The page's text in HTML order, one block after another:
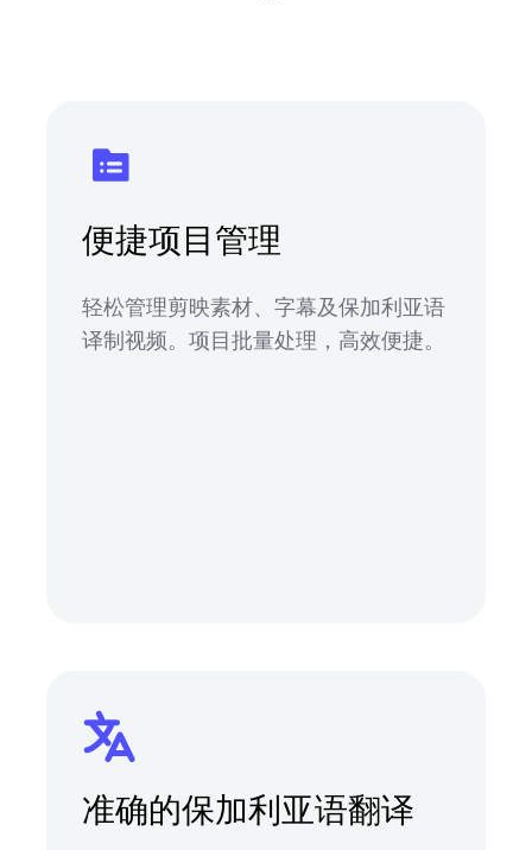
便捷项目管理
轻松管理剪映素材、字幕及保加利亚语
译制视频。项目批量处理，高效便捷。
准确的保加利亚语翻译